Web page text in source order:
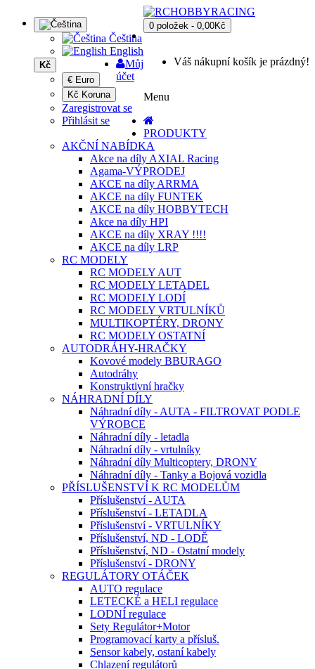
Čeština
English
Kč
€ Euro
Kč Koruna
Můj
účet
Zaregistrovat se
Přihlásit se
0 položek - 0,00Kč
Váš nákupní košík je prázdný!
Menu
PRODUKTY
AKČNÍ NABÍDKA
Akce na díly AXIAL Racing
Agama-VÝPRODEJ
AKCE na díly ARRMA
AKCE na díly FUNTEK
AKCE na díly HOBBYTECH
Akce na díly HPI
AKCE na díly XRAY !!!!
AKCE na díly LRP
RC MODELY
RC MODELY AUT
RC MODELY LETADEL
RC MODELY LODÍ
RC MODELY VRTULNÍKŮ
MULTIKOPTÉRY, DRONY
RC MODELY OSTATNÍ
AUTODRÁHY-HRAČKY
Kovové modely BBURAGO
Autodráhy
Konstruktivní hračky
NÁHRADNÍ DÍLY
Náhradní díly - AUTA - FILTROVAT PODLE
VÝROBCE
Náhradní díly - letadla
Náhradní díly - vrtulníky
Náhradní díly Multicoptery, DRONY
Náhradní díly - Tanky a Bojová vozidla
PŘÍSLUŠENSTVÍ K RC MODELŮM
Příslušenství - AUTA
Příslušenství - LETADLA
Příslušenství - VRTULNÍKY
Příslušenství, ND - LODĚ
Příslušenství, ND - Ostatní modely
Příslušenství - DRONY
REGULÁTORY OTÁČEK
AUTO regulace
LETECKÉ a HELI regulace
LODNÍ regulace
Sety Regulátor+Motor
Programovací karty a přísluš.
Sensor kabely, ostaní kabely
Chlazení regulátorů